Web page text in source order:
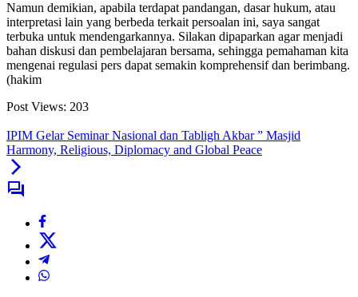
Namun demikian, apabila terdapat pandangan, dasar hukum, atau
interpretasi lain yang berbeda terkait persoalan ini, saya sangat
terbuka untuk mendengarkannya. Silakan dipaparkan agar menjadi
bahan diskusi dan pembelajaran bersama, sehingga pemahaman kita
mengenai regulasi pers dapat semakin komprehensif dan berimbang.
(hakim
Post Views: 203
IPIM Gelar Seminar Nasional dan Tabligh Akbar ” Masjid
Harmony, Religious, Diplomacy and Global Peace